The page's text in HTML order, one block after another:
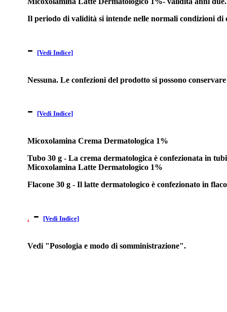
Il periodo di validità si intende nelle normali condizioni di
- [Vedi Indice]
Nessuna. Le confezioni del prodotto si possono
- [Vedi Indice]
Micoxolamina Crema Dermatologica 1%
Tubo 30 g - La crema dermatologica è confezionata in
Micoxolamina Latte Dermatologico 1%
Flacone 30 g - Il latte dermatologico è confezionato in
. - [Vedi Indice]
Vedi "Posologia e modo di somministrazione".